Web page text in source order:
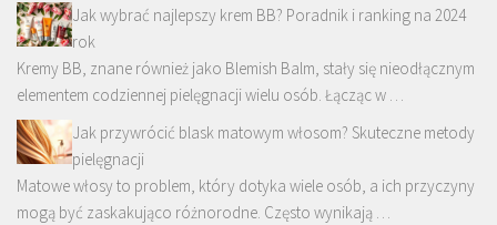
Jak wybrać najlepszy krem BB? Poradnik i ranking na 2024
rok
Kremy BB, znane również jako Blemish Balm, stały się nieodłącznym
elementem codziennej pielęgnacji wielu osób. Łącząc w …
Jak przywrócić blask matowym włosom? Skuteczne metody
pielęgnacji
Matowe włosy to problem, który dotyka wiele osób, a ich przyczyny
mogą być zaskakująco różnorodne. Często wynikają …